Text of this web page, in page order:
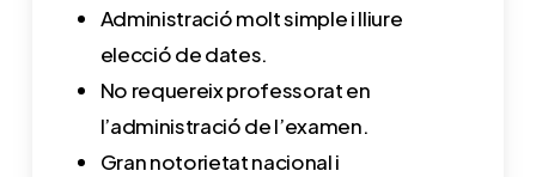
Administració molt simple i lliure
elecció de dates.
No requereix professorat en
l’administració de l’examen.
Gran notorietat nacional i